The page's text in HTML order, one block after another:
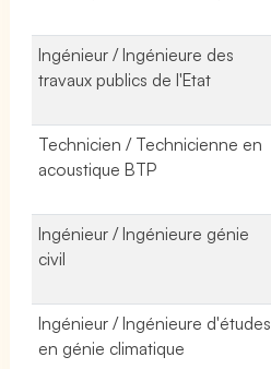
Ingénieur / Ingénieure des
travaux publics de l'Etat
Technicien / Technicienne en
acoustique BTP
Ingénieur / Ingénieure génie
civil
Ingénieur / Ingénieure d'études
en génie climatique